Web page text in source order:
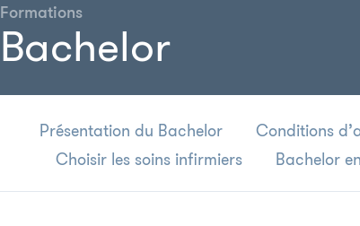
Formations
Bachelor
Présentation du Bachelor Conditions
Choisir les soins infirmiers
Bachelor